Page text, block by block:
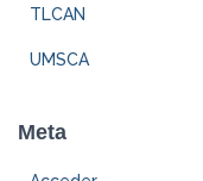
TLCAN
UMSCA
Meta